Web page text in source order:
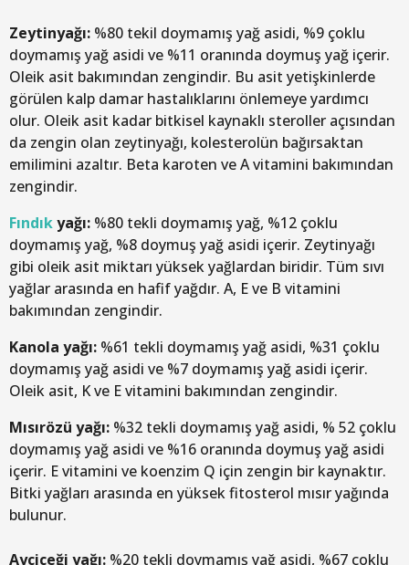
Zeytinyağı: %80 tekil doymamış yağ asidi, %9 çoklu
doymamış yağ asidi ve %11 oranında doymuş yağ içerir.
Oleik asit bakımından zengindir. Bu asit yetişkinlerde
görülen kalp damar hastalıklarını önlemeye yardımcı
olur. Oleik asit kadar bitkisel kaynaklı steroller açısından
da zengin olan zeytinyağı, kolesterolün bağırsaktan
emilimini azaltır. Beta karoten ve A vitamini bakımından
zengindir.
Fındıkyağı: %80 tekli doymamış yağ, %12 çoklu
doymamış yağ, %8 doymuş yağ asidi içerir. Zeytinyağı
gibi oleik asit miktarı yüksek yağlardan biridir. Tüm sıvı
yağlar arasında en hafif yağdır. A, E ve B vitamini
bakımından zengindir.
Kanola yağı: %61 tekli doymamış yağ asidi, %31 çoklu
doymamış yağ asidi ve %7 doymamış yağ asidi içerir.
Oleik asit, K ve E vitamini bakımından zengindir.
Mısırözü yağı: %32 tekli doymamış yağ asidi, % 52 çoklu
doymamış yağ asidi ve %16 oranında doymuş yağ asidi
içerir. E vitamini ve koenzim Q için zengin bir kaynaktır.
Bitki yağları arasında en yüksek fitosterol mısır yağında
bulunur.
Ayçiçeği yağı: %20 tekli doymamış yağ asidi, %67 çoklu